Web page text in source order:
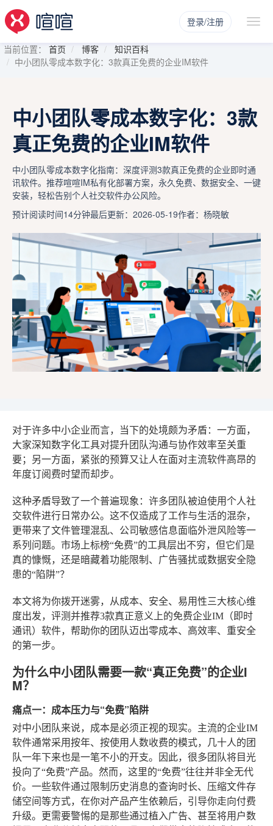
登录/注册
当前位置： 首页 博客
知识百科
中小团队零成本数字化：3款真正免费的企业IM软件
中小团队零成本数字化：3款
真正免费的企业IM软件
中小团队零成本数字化指南：深度评测3款真正免费的企业即时通
讯软件。推荐喧喧IM私有化部署方案，永久免费、数据安全、一键
安装，轻松告别个人社交软件办公风险。
预计阅读时间14分钟最后更新：2026-05-19作者：杨晓敏
对于许多中小企业而言，当下的处境颇为矛盾：一方面，
大家深知数字化工具对提升团队沟通与协作效率至关重
要；另一方面，紧张的预算又让人在面对主流软件高昂的
年度订阅费时望而却步。
这种矛盾导致了一个普遍现象：许多团队被迫使用个人社
交软件进行日常办公。这不仅造成了工作与生活的混杂，
更带来了文件管理混乱、公司敏感信息面临外泄风险等一
系列问题。市场上标榜“免费”的工具层出不穷，但它们是
真的慷慨，还是暗藏着功能限制、广告骚扰或数据安全隐
患的“陷阱”？
本文将为你拨开迷雾，从成本、安全、易用性三大核心维
度出发，评测并推荐3款真正意义上的免费企业IM（即时
通讯）软件，帮助你的团队迈出零成本、高效率、重安全
的第一步。
为什么中小团队需要一款“真正免费”的企业I
M？
痛点一：成本压力与“免费”陷阱
对中小团队来说，成本是必须正视的现实。主流的企业IM
软件通常采用按年、按使用人数收费的模式，几十人的团
队一年下来也是一笔不小的开支。因此，很多团队将目光
投向了“免费”产品。然而，这里的“免费”往往并非全无代
价。一些软件通过限制历史消息的查询时长、压缩文件存
储空间等方式，在你对产品产生依赖后，引导你走向付费
升级。更需要警惕的是那些通过植入广告、甚至将用户数